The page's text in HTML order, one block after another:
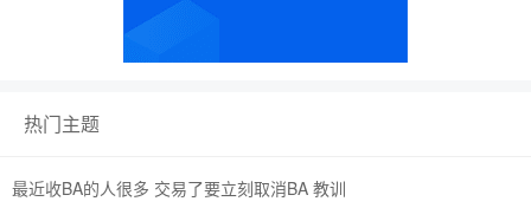
热门主题
最近收BA的人很多 交易了要立刻取消BA 教训